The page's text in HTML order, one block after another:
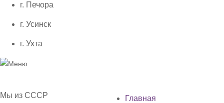
г. Печора
г. Усинск
г. Ухта
Главная
Мы из СССР